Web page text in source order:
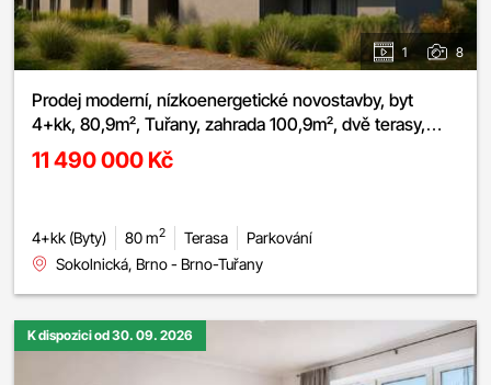
1 8
Prodej moderní, nízkoenergetické novostavby, byt
4+kk, 80,9m², Tuřany, zahrada 100,9m², dvě terasy,
možnost sklepa a parkování
11 490 000 Kč
4+kk (Byty) 80 m2 Terasa
Parkování
Sokolnická, Brno - Brno-Tuřany
K dispozici od 30. 09. 2026